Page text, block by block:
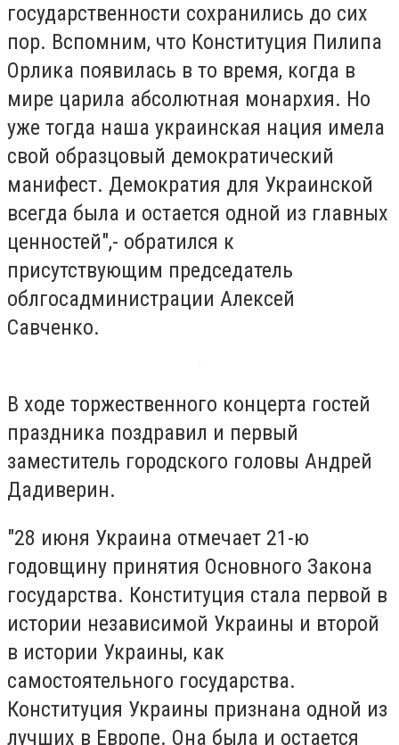
государственности сохранились до сих
пор. Вспомним, что Конституция Пилипа
Орлика появилась в то время, когда в
мире царила абсолютная монархия. Но
уже тогда наша украинская нация имела
свой образцовый демократический
манифест. Демократия для Украинской
всегда была и остается одной из главных
ценностей",- обратился к
присутствующим председатель
облгосадминистрации Алексей
Савченко.
В ходе торжественного концерта гостей
праздника поздравил и первый
заместитель городского головы Андрей
Дадиверин.
"28 июня Украина отмечает 21-ю
годовщину принятия Основного Закона
государства. Конституция стала первой в
истории независимой Украины и второй
в истории Украины, как
самостоятельного государства.
Конституция Украины признана одной из
лучших в Европе. Она была и остается